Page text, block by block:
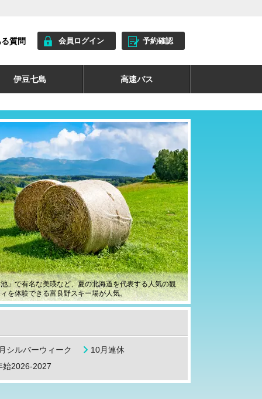
質問 会員ログイン 予約確認
伊豆七島 高速バス
」で有名な美瑛など、夏の北海道を代表する人気の観
を体験できる富良野スキー場が人気。
シルバーウィーク
10月連休
始2026-2027